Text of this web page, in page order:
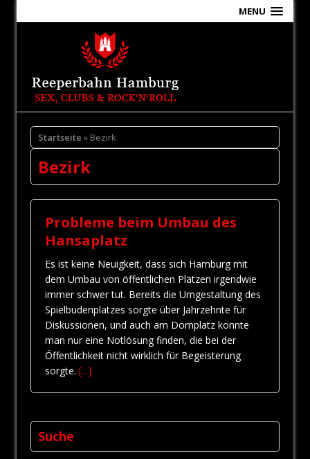
MENU
Startseite » Bezirk
Bezirk
Probleme beim Umbau des
Hansaplatz
Es ist keine Neuigkeit, dass sich Hamburg mit
dem Umbau von öffentlichen Plätzen irgendwie
immer schwer tut. Bereits die Umgestaltung des
Spielbudenplatzes sorgte über Jahrzehnte für
Diskussionen, und auch am Domplatz konnte
man nur eine Notlösung finden, die bei der
Öffentlichkeit nicht wirklich für Begeisterung
sorgte. [...]
Suche